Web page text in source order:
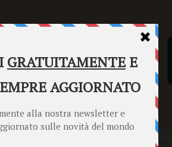
FORMULARI PUNTO INFORMAZIONI
Nessuno lo sa, ma dopo che paghi l’affitto per